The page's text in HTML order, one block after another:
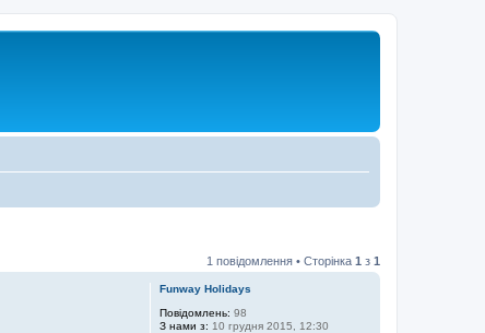
1 повідомлення • Сторінка 1 з 1
Funway Holidays
Повідомлень: 98
З нами з: 10 грудня 2015, 12:30